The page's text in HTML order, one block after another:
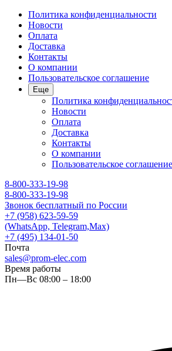
Политика конфиденциальности
Новости
Оплата
Доставка
Контакты
О компании
Пользовательское соглашение
Еще
Политика
Новости
Оплата
Доставка
Контакты
О компании
Пользовательское соглашение
8-800-333-19-98
8-800-333-19-98
Звонок бесплатный по России
+7 (958) 623-59-59
(WhatsApp, Telegram,Max)
+7 (495) 134-01-50
Почта
sales@prom-elec.com
Время работы
Пн—Вс 08:00 – 18:00